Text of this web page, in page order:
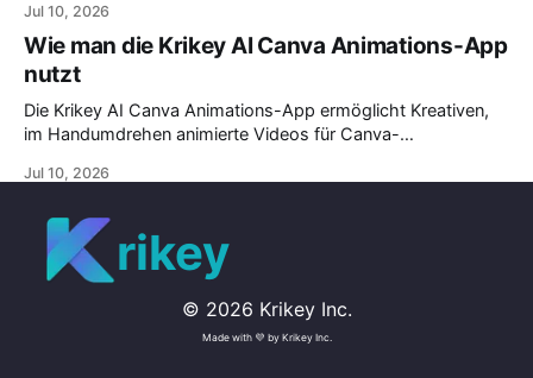
Animationskurse für Anfänger und spezielle Animationskurse
für Kinder an.
Jul 10, 2026
Wie man die Krikey AI Canva Animations-App
nutzt
Die Krikey AI Canva Animations-App ermöglicht Kreativen,
im Handumdrehen animierte Videos für Canva-
Animations- & Voice-AI-Stil, schreiben Sie Ihr Skript und
für Canva.
Jul 10, 2026
rikey
© 2026 Krikey Inc.
Made with 💜 by Krikey Inc.